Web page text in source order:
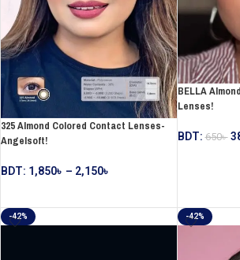
325 Almond Colored Contact Lenses-
Angelsoft!
BDT: 1,850৳ – 2,150৳
BELLA
Lenses!
BDT:650৳
-42% -42%